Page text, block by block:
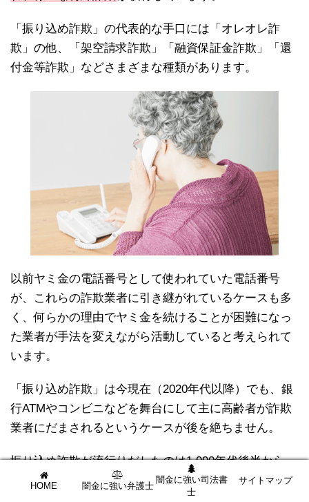
「振り込め詐欺」の代表的な手口には「オレオレ詐
欺」の他、「架空請求詐欺」「融資保証金詐欺」「還
付金等詐欺」などさまざまな種類があります。
以前ヤミ金の電話番号として使われていた電話番号
が、これらの詐欺業者に引き継がれているケースも多
く、何らかの理由でヤミ金を続けることが困難になっ
た業者が手法を変えながら活動していると考えられて
います。
「振り込め詐欺」は今現在（2020年代以降）でも、銀
行ATMやコンビニなどを舞台にして主に高齢者が詐欺
業者にだまされるというケースが後を絶ちません。
振り込め詐欺が流行りだしたのは1,990年代後半から
2,000年代初頭にかけて。と私ヤミ金課長は記憶してま
HOME 闇金に強い弁護士
闇金に強い司法書
士
サイトマップ